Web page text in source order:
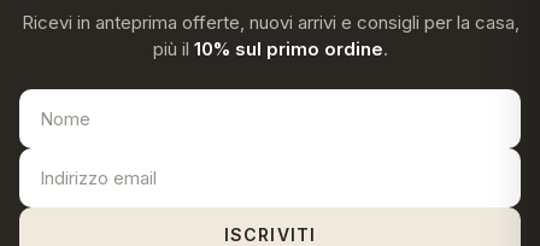
Ricevi in anteprima offerte, nuovi arrivi e consigli per la casa,
più il 10% sul primo ordine.
ISCRIVITI